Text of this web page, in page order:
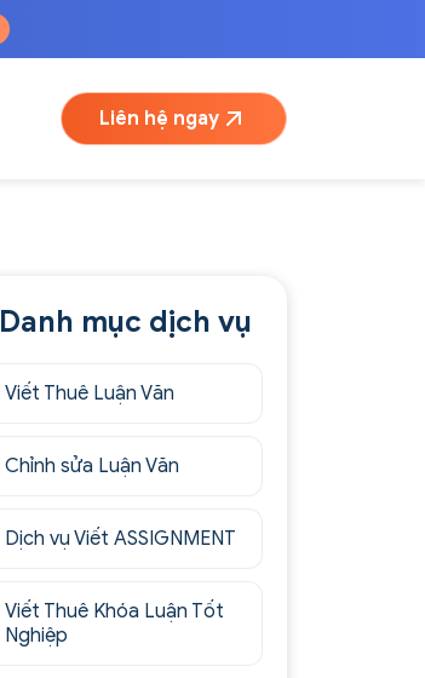
Liên hệ ngay
Danh mục dịch vụ
Viết Thuê Luận Văn
Chỉnh sửa Luận Văn
Dịch vụ Viết ASSIGNMENT
Viết Thuê Khóa Luận Tốt
Nghiệp